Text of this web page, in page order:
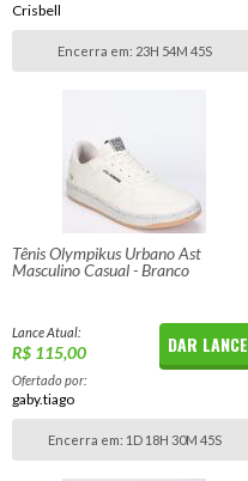
Crisbell
Encerra em: 23H 54M 45S
Tênis Olympikus Urbano Ast
Masculino Casual - Branco
Lance Atual:
R$ 115,00 DAR LANCE
Ofertado por:
gaby.tiago
Encerra em: 1D 18H 30M 45S